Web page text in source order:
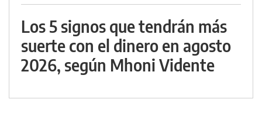
Los 5 signos que tendrán más
suerte con el dinero en agosto
2026, según Mhoni Vidente